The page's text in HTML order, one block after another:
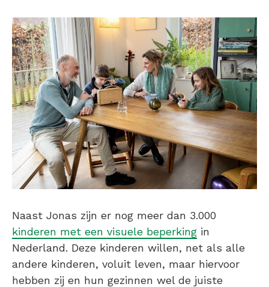
Naast Jonas zijn er nog meer dan 3.000
kinderen met een visuele beperking in
Nederland. Deze kinderen willen, net als alle
andere kinderen, voluit leven, maar hiervoor
hebben zij en hun gezinnen wel de juiste